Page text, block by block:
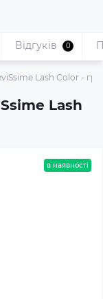
Lash Color -
Lash
Відгуків 0
в наявності